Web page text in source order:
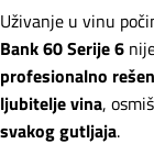
Uživanje u vinu
Bank 60 Serije 6
profesionalno
ljubitelje vina,
svakog gutljaja.